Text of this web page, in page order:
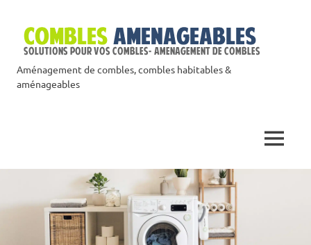
content
Aménagement de combles, combles habitables &
aménageables
MENU